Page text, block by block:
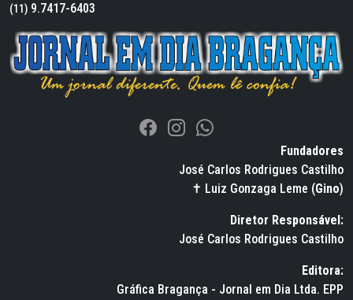
(11) 9.7417-6403
Fundadores
José Carlos Rodrigues Castilho
✝ Luiz Gonzaga Leme (Gino)
Diretor Responsável:
José Carlos Rodrigues Castilho
Editora:
Gráfica Bragança - Jornal em Dia Ltda. EPP